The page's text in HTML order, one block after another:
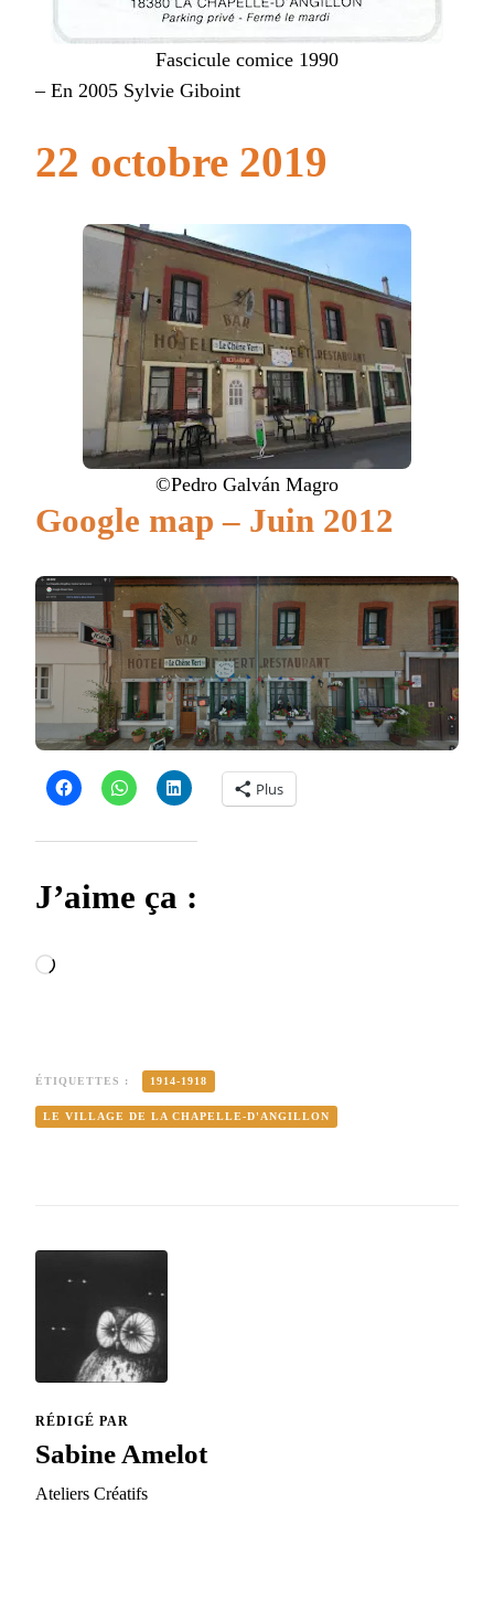
Fascicule comice 1990
– En 2005 Sylvie Giboint
22 octobre 2019
©Pedro Galván Magro
Google map – Juin 2012
Plus
J’aime ça :
Chargement…
ÉTIQUETTES : 1914-1918
LE VILLAGE DE LA CHAPELLE-D'ANGILLON
RÉDIGÉ PAR
Sabine Amelot
Ateliers Créatifs